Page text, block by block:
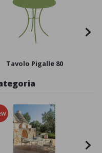
Tavolo Pigalle 80